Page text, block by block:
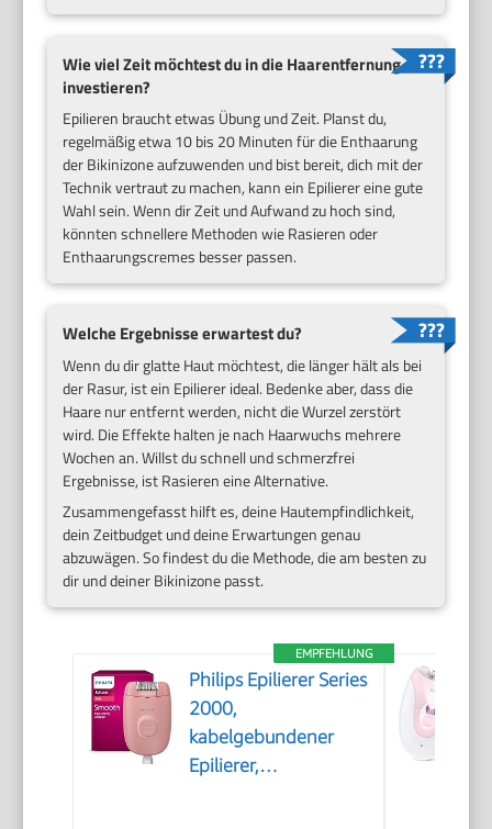
Wie viel Zeit möchtest du in die Haarentfernung
investieren?
Epilieren braucht etwas Übung und Zeit. Planst du,
regelmäßig etwa 10 bis 20 Minuten für die Enthaarung
der Bikinizone aufzuwenden und bist bereit, dich mit der
Technik vertraut zu machen, kann ein Epilierer eine gute
Wahl sein. Wenn dir Zeit und Aufwand zu hoch sind,
könnten schnellere Methoden wie Rasieren oder
Enthaarungscremes besser passen.
Welche Ergebnisse erwartest du?
Wenn du dir glatte Haut möchtest, die länger hält als bei
der Rasur, ist ein Epilierer ideal. Bedenke aber, dass die
Haare nur entfernt werden, nicht die Wurzel zerstört
wird. Die Effekte halten je nach Haarwuchs mehrere
Wochen an. Willst du schnell und schmerzfrei
Ergebnisse, ist Rasieren eine Alternative.
Zusammengefasst hilft es, deine Hautempfindlichkeit,
dein Zeitbudget und deine Erwartungen genau
abzuwägen. So findest du die Methode, die am besten zu
dir und deiner Bikinizone passt.
EMPFEHLUNG
Philips Epilierer Series
2000,
kabelgebundener
Epilierer,